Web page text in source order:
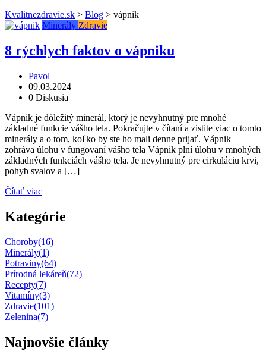
Kvalitnezdravie.sk > Blog > vápnik
Minerály Zdravie
8 rýchlych faktov o vápniku
Pavol
09.03.2024
0 Diskusia
Vápnik je dôležitý minerál, ktorý je nevyhnutný pre mnohé
základné funkcie vášho tela. Pokračujte v čítaní a zistite viac o tomto
minerály a o tom, koľko by ste ho mali denne prijať. Vápnik
zohráva úlohu v fungovaní vášho tela Vápnik plní úlohu v mnohých
základných funkciách vášho tela. Je nevyhnutný pre cirkuláciu krvi,
pohyb svalov a […]
Čítať viac
Kategórie
Choroby(16)
Minerály(1)
Potraviny(64)
Prírodná lekáreň(72)
Recepty(7)
Vitamíny(3)
Zdravie(101)
Zelenina(7)
Najnovšie články